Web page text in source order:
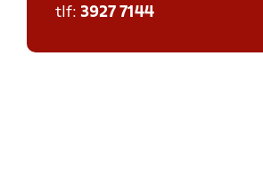
tlf: 3927 7144